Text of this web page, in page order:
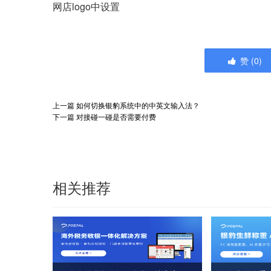
网店logo中设置
赞 (0)
上一篇如何切换银豹系统中的中英文输入法？
下一篇 对接碰一碰是否需要付费
相关推荐